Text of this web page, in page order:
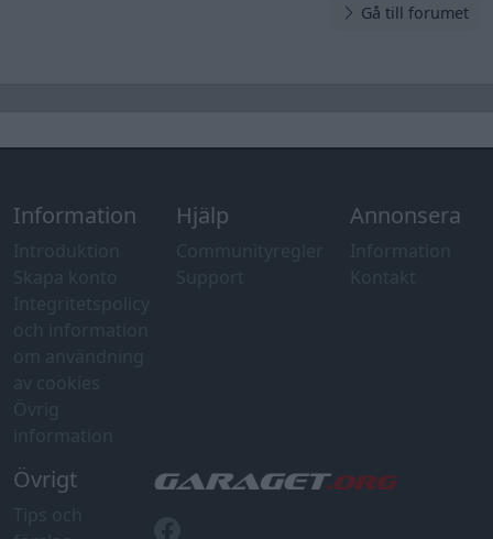
Gå till forumet
Information Hjälp Annonsera
Övrigt